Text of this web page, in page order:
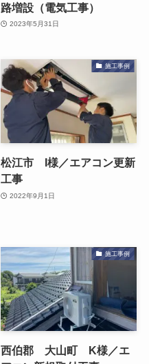
路増設（電気工事）
2023年5月31日
施工事例
松江市 I様／エアコン更新
工事
2022年9月1日
施工事例
西伯郡 大山町 K様／エ